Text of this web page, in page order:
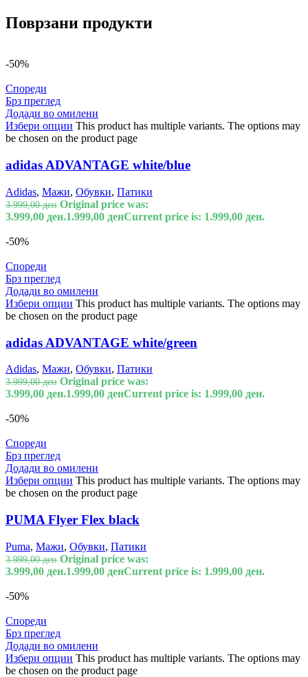
Поврзани продукти
-50%
Спореди
Брз преглед
Додади во омилени
Избери опции This product has multiple variants. The options may
be chosen on the product page
adidas ADVANTAGE white/blue
Adidas, Мажи, Обувки, Патики
3.999,00ден Original price was:
3.999,00 ден.1.999,00 денCurrent price is: 1.999,00 ден.
-50%
Спореди
Брз преглед
Додади во омилени
Избери опции This product has multiple variants. The options may
be chosen on the product page
adidas ADVANTAGE white/green
Adidas, Мажи, Обувки, Патики
3.999,00ден Original price was:
3.999,00 ден.1.999,00 денCurrent price is: 1.999,00 ден.
-50%
Спореди
Брз преглед
Додади во омилени
Избери опции This product has multiple variants. The options may
be chosen on the product page
PUMA Flyer Flex black
Puma, Мажи, Обувки, Патики
3.999,00ден Original price was:
3.999,00 ден.1.999,00 денCurrent price is: 1.999,00 ден.
-50%
Спореди
Брз преглед
Додади во омилени
Избери опции This product has multiple variants. The options may
be chosen on the product page